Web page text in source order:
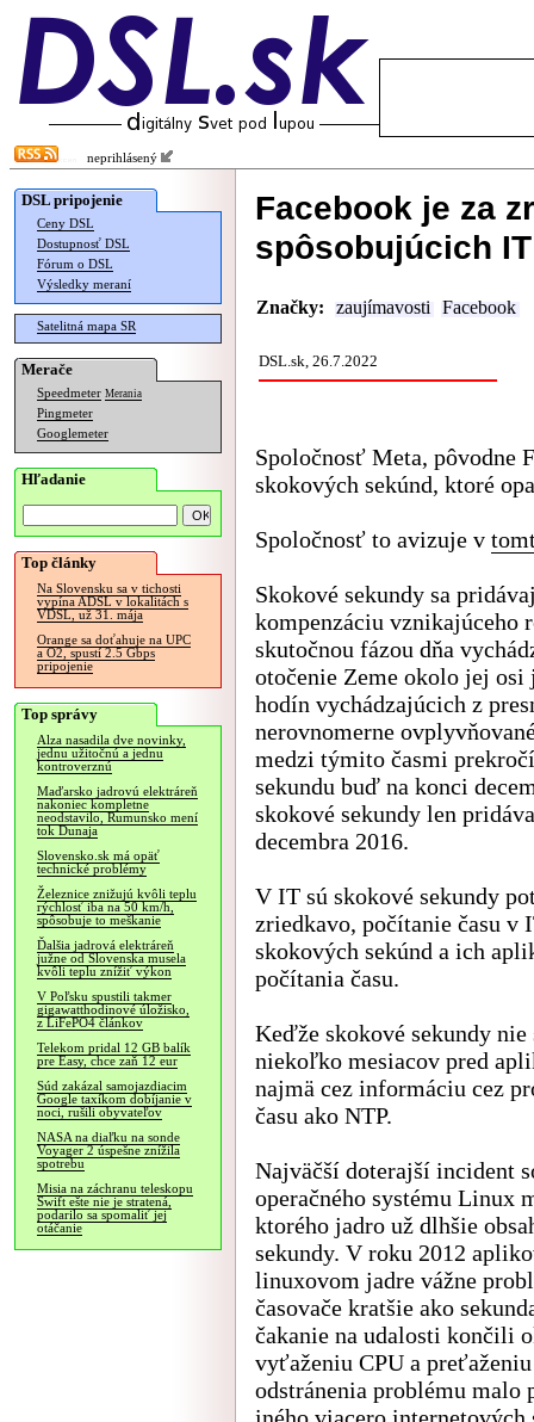
neprihlásený
DSL pripojenie
Ceny DSL
Dostupnosť DSL
Fórum o DSL
Výsledky meraní
Satelitná mapa SR
Merače
Speedmeter Merania
Pingmeter
Googlemeter
Hľadanie
Top články
Na Slovensku sa v tichosti
vypína ADSL v lokalitách s
VDSL, už 31. mája
Orange sa doťahuje na UPC
a O2, spustí 2.5 Gbps
pripojenie
Top správy
Alza nasadila dve novinky,
jednu užitočnú a jednu
kontroverznú
Maďarsko jadrovú elektráreň
nakoniec kompletne
neodstavilo, Rumunsko mení
tok Dunaja
Slovensko.sk má opäť
technické problémy
Železnice znižujú kvôli teplu
rýchlosť iba na 50 km/h,
spôsobuje to meškanie
Ďalšia jadrová elektráreň
južne od Slovenska musela
kvôli teplu znížiť výkon
V Poľsku spustili takmer
gigawatthodinové úložisko,
z LiFePO4 článkov
Telekom pridal 12 GB balík
pre Easy, chce zaň 12 eur
Súd zakázal samojazdiacim
Google taxíkom dobíjanie v
noci, rušili obyvateľov
NASA na diaľku na sonde
Voyager 2 úspešne znížila
spotrebu
Misia na záchranu teleskopu
Swift ešte nie je stratená,
podarilo sa spomaliť jej
otáčanie
Facebook je za
spôsobujúcich
Značky: zaujímavosti Facebook
DSL.sk, 26.7.2022
Spoločnosť Meta, pôvodne
skokových sekúnd, ktoré
Spoločnosť to avizuje v
Skokové sekundy sa
kompenzáciu vznikajúceho
skutočnou fázou dňa
otočenie Zeme okolo jej osi
hodín vychádzajúcich z
nerovnomerne
medzi týmito časmi
sekundu buď na konci
skokové sekundy len
decembra 2016.
V IT sú skokové sekundy
zriedkavo, počítanie času v
skokových sekúnd a ich
počítania času.
Keďže skokové sekundy nie
niekoľko mesiacov pred
najmä cez informáciu cez
času ako NTP.
Najväčší doterajší incident
operačného systému Linux
ktorého jadro už dlhšie
sekundy. V roku 2012
linuxovom jadre vážne
časovače kratšie ako
čakanie na udalosti končili
vyťaženiu CPU a
odstránenia problému malo